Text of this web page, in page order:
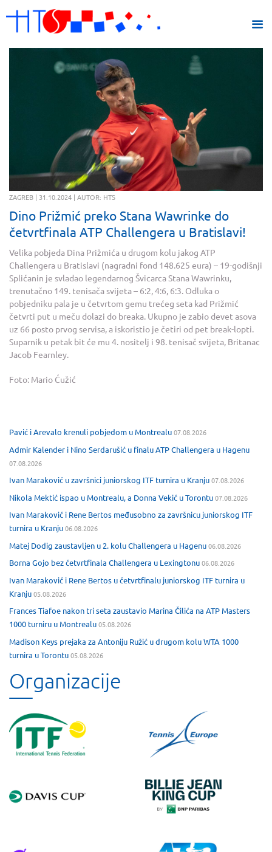
ZAGREB | 31.10.2024 | AUTOR: HTS
Dino Prižmić preko Stana Wawrinke do
četvrtfinala ATP Challengera u Bratislavi!
Velika pobjeda Dina Prižmića u drugom kolu jakog ATP
Challengera u Bratislavi (nagradni fond 148.625 eura) – 19-godišnji
Splićanin je svladao legendarnog Švicarca Stana Wawrinku,
trenutačno 149. tenisača svijeta – 6:2, 4:6, 6:3. Odluka o
pobjedniku pala je u četvrtom gemu trećeg seta kad Prižmić
četvrti put u meču dolazi do breaka. Ukupno je zabio devet asova
uz 66 posto prvog servisa, a iskoristio je četiri od pet break-lopti.
Suparnik u petak bit će mu 4. nositelj i 98. tenisač svijeta, Britanac
Jacob Fearnley.
Foto: Mario Ćužić
Pavić i Arevalo krenuli pobjedom u Montrealu07.08.2026
Admir Kalender i Nino Serdarušić u finalu ATP Challengera u Hagenu
07.08.2026
Ivan Maraković u završnici juniorskog ITF turnira u Kranju07.08.2026
Nikola Mektić ispao u Montrealu, a Donna Vekić u Torontu07.08.2026
Ivan Maraković i Rene Bertos međusobno za završnicu juniorskog ITF
turnira u Kranju06.08.2026
Matej Dodig zaustavljen u 2. kolu Challengera u Hagenu06.08.2026
Borna Gojo bez četvrtfinala Challengera u Lexingtonu06.08.2026
Ivan Maraković i Rene Bertos u četvrtfinalu juniorskog ITF turnira u
Kranju05.08.2026
Frances Tiafoe nakon tri seta zaustavio Marina Čilića na ATP Masters
1000 turniru u Montrealu05.08.2026
Madison Keys prejaka za Antoniju Ružić u drugom kolu WTA 1000
turnira u Torontu05.08.2026
Organizacije